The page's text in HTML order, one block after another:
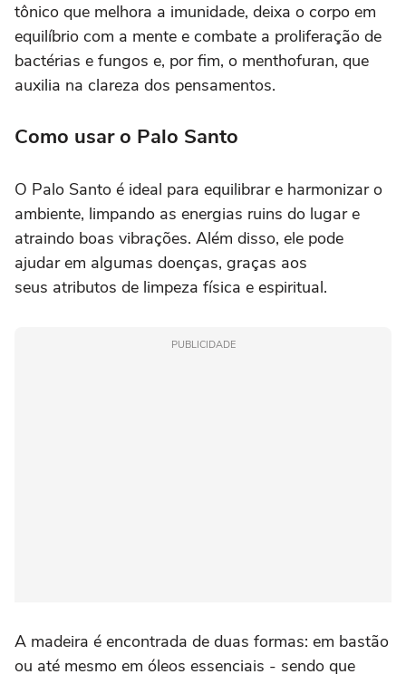
tônico que melhora a imunidade, deixa o corpo em
equilíbrio com a mente e combate a proliferação de
bactérias e fungos e, por fim, o menthofuran, que
auxilia na clareza dos pensamentos.
Como usar o Palo Santo
O Palo Santo é ideal para equilibrar e harmonizar o
ambiente, limpando as energias ruins do lugar e
atraindo boas vibrações. Além disso, ele pode
ajudar em algumas doenças, graças aos
seus atributos de limpeza física e espiritual.
PUBLICIDADE
A madeira é encontrada de duas formas: em bastão
ou até mesmo em óleos essenciais - sendo que